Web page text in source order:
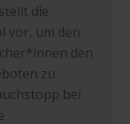
die
vor, um den
den
zu
bei